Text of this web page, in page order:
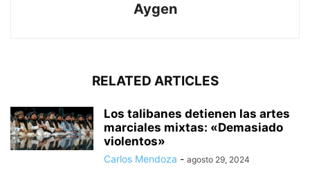
Aygen
RELATED ARTICLES
Los talibanes detienen las artes
marciales mixtas: «Demasiado
violentos»
Carlos Mendoza - agosto 29, 2024